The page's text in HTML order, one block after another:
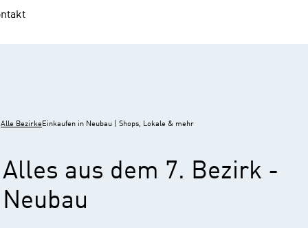
Alle BezirkeEinkaufen in Neubau | Shops, Lokale & mehr
Alles aus dem 7. Bezirk -
Neubau